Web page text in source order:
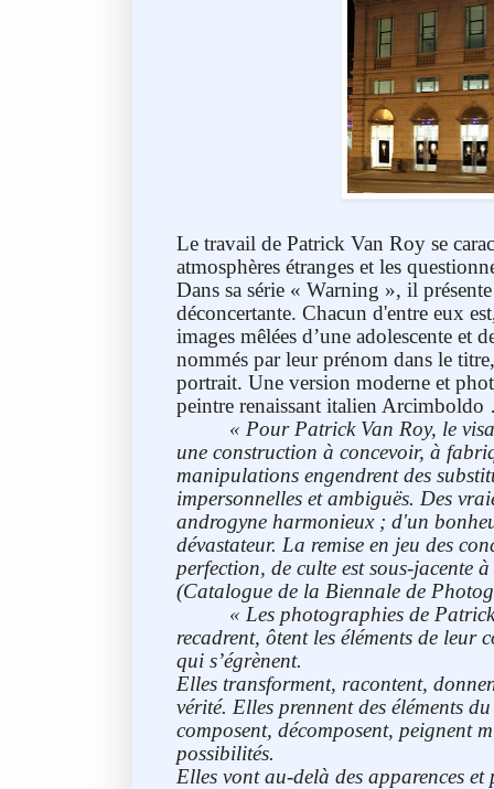
Le travail de Patrick Van Roy se
atmosphères étranges et les
Dans sa série « Warning », il
déconcertante. Chacun d'entre eux
images mêlées d’une adolescente et
nommés par leur prénom dans le
portrait. Une version moderne et
peintre renaissant italien
« Pour Patrick Van Roy, le
une construction à concevoir, à
manipulations engendrent des
impersonnelles et ambiguës. Des
androgyne harmonieux ; d'un
dévastateur. La remise en jeu des
perfection, de culte est sous-jacente
(Catalogue de la Biennale de
« Les photographies de
recadrent, ôtent les éléments de leur
qui s’égrènent.
Elles transforment, racontent,
vérité. Elles prennent des éléments
composent, décomposent, peignent
possibilités.
Elles vont au-delà des apparences